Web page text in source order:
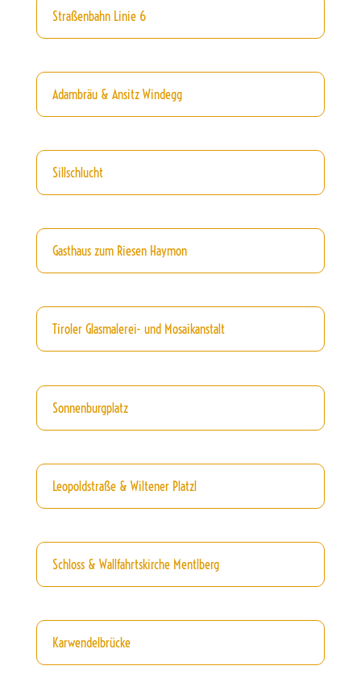
Straßenbahn Linie 6
Adambräu & Ansitz Windegg
Sillschlucht
Gasthaus zum Riesen Haymon
Tiroler Glasmalerei- und Mosaikanstalt
Sonnenburgplatz
Leopoldstraße & Wiltener Platzl
Schloss & Wallfahrtskirche Mentlberg
Karwendelbrücke